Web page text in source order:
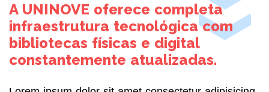
A UNINOVE oferece completa
infraestrutura tecnológica com
bibliotecas físicas e digital
constantemente atualizadas.